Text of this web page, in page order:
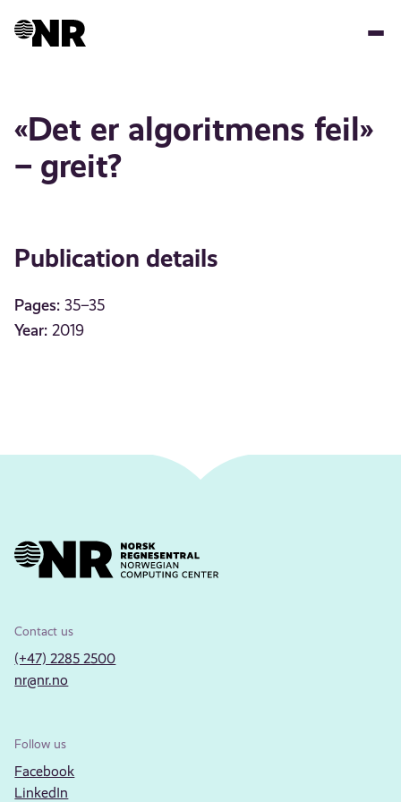
«Det er algoritmens feil»
– greit?
Publication details
Pages: 35–35
Year: 2019
Contact us
(+47) 2285 2500
nr@nr.no
Follow us
Facebook
LinkedIn